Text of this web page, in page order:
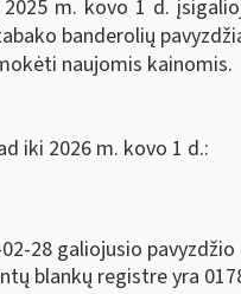
m. kovo 1 d.
banderolių
naujomis kainomis.
iki 2026 m. kovo 1 d.:
28 galiojusio
blankų registre yra